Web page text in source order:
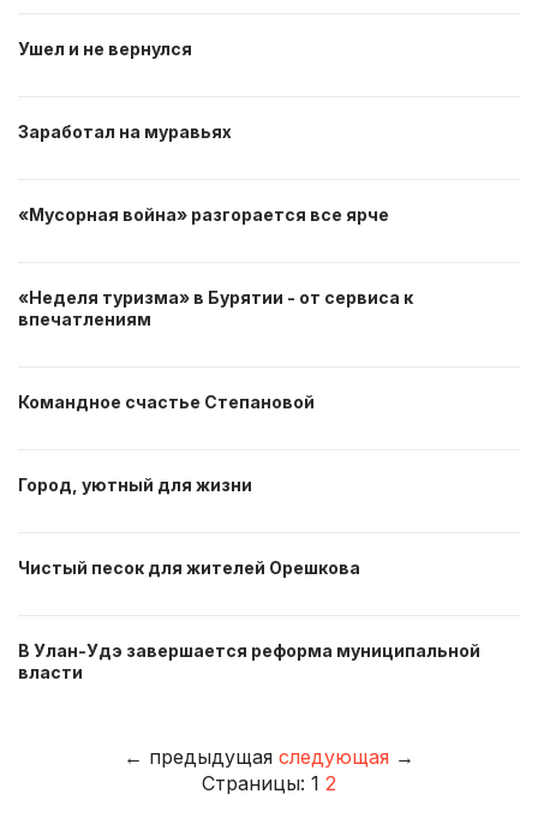
Ушел и не вернулся
Заработал на муравьях
«Мусорная война» разгорается все ярче
«Неделя туризма» в Бурятии - от сервиса к
впечатлениям
Командное счастье Степановой
Город, уютный для жизни
Чистый песок для жителей Орешкова
В Улан-Удэ завершается реформа муниципальной
власти
← предыдущая следующая →
Страницы: 1 2